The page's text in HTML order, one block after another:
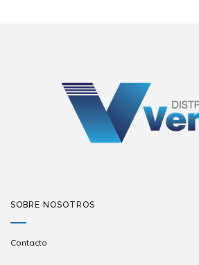
SOBRE NOSOTROS
Contacto